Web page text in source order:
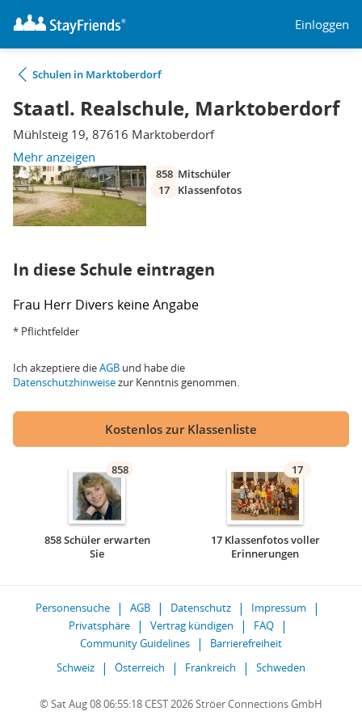
Einloggen
Schulen in Marktoberdorf
Staatl. Realschule, Marktoberdorf
Mühlsteig 19, 87616 Marktoberdorf
Mehr anzeigen
858 Mitschüler
17
Klassenfotos
In diese Schule eintragen
Frau Herr Divers keine Angabe
* Pflichtfelder
Ich akzeptiere dieAGB und habe die
Datenschutzhinweisezur Kenntnis genommen.
Kostenlos zur Klassenliste
858
858 Schüler erwarten
Sie
17
17 Klassenfotos voller
Erinnerungen
Personensuche AGB Datenschutz
Impressum
Privatsphäre
Vertrag kündigen
FAQ
Community Guidelines
Barrierefreiheit
Schweiz
Österreich Frankreich Schweden
© Sat Aug 08 06:55:18 CEST 2026 Ströer Connections GmbH